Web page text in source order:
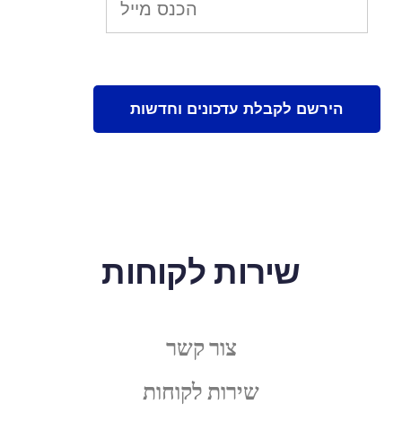
שירות לקוחות
צור קשר
שירות לקוחות